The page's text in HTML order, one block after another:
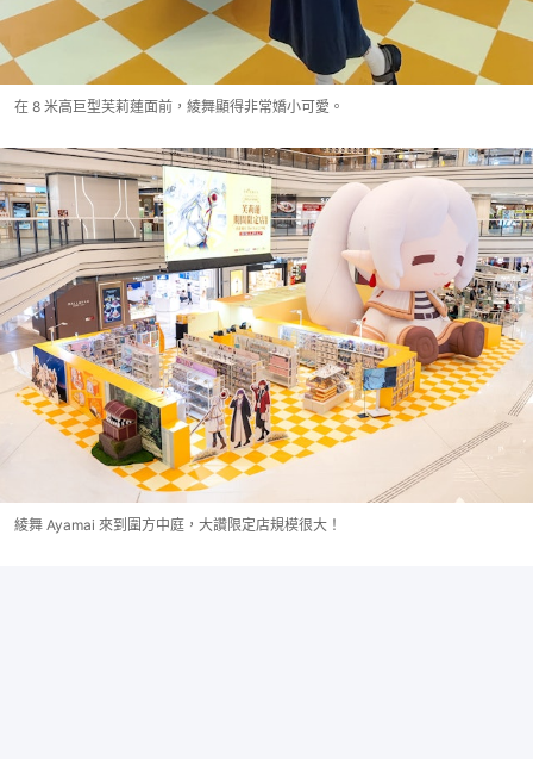
在 8 米高巨型芙莉蓮面前，綾舞顯得非常嬌小可愛。
綾舞 Ayamai 來到圍方中庭，大讚限定店規模很大！